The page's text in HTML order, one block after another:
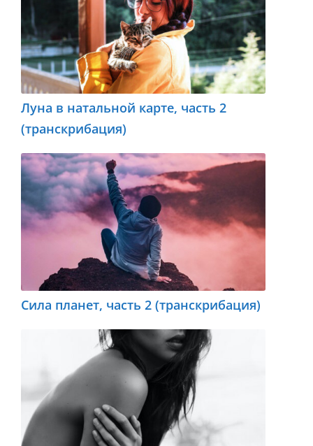
Луна в натальной карте, часть 2
(транскрибация)
Сила планет, часть 2 (транскрибация)